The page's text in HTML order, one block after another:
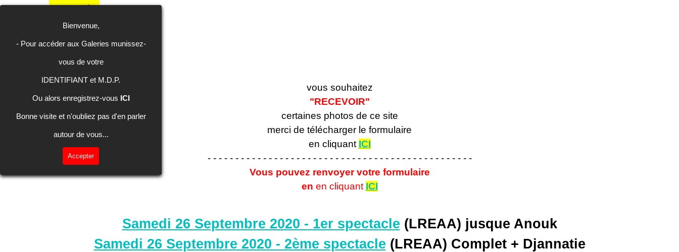
Bienvenue,
- Pour accéder aux Galeries munissez-
vous de votre
IDENTIFIANT et M.D.P.
Ou alors enregistrez-vous ICI
Bonne visite et n'oubliez pas d'en parler
autour de vous...
Accepter
Aller au contenu Galeries
Galeries
Recevoir
vous souhaitez
"RECEVOIR"
certaines photos de ce site
merci de télécharger le formulaire
en cliquant ICI
- - - - - - - - - - - - - - - - - - - - - - - - - - - - - - - - - - - - - - - - - - - - - - - -
Vous pouvez renvoyer votre formulaire
en en cliquant ICI
Samedi 26 Septembre 2020 - 1er spectacle (LREAA) jusque Anouk
Samedi 26 Septembre 2020 - 2ème spectacle (LREAA) Complet + Djannatie